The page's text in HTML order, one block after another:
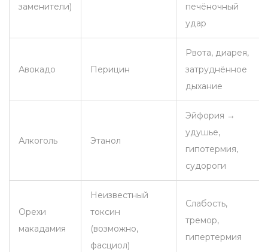
заменители)
печёночный
удар
Авокадо Перицин
Рвота, диарея,
затруднённое
дыхание
Алкоголь Этанол
Эйфория →
удушье,
гипотермия,
судороги
Орехи
макадамия
Неизвестный
токсин
(возможно,
фасциол)
Слабость,
тремор,
гипертермия